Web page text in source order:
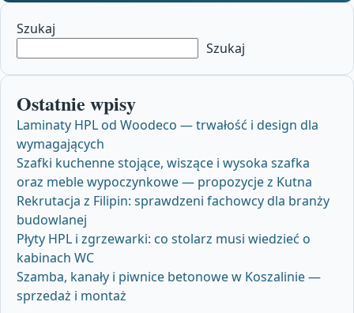
Szukaj
Szukaj
Ostatnie wpisy
Laminaty HPL od Woodeco — trwałość i design dla
wymagających
Szafki kuchenne stojące, wiszące i wysoka szafka
oraz meble wypoczynkowe — propozycje z Kutna
Rekrutacja z Filipin: sprawdzeni fachowcy dla branży
budowlanej
Płyty HPL i zgrzewarki: co stolarz musi wiedzieć o
kabinach WC
Szamba, kanały i piwnice betonowe w Koszalinie —
sprzedaż i montaż